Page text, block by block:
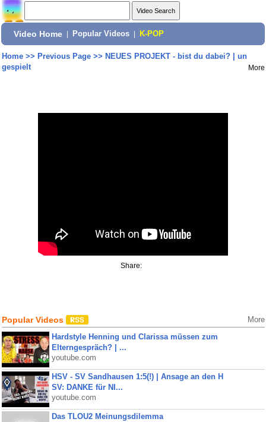
Video Home Popular Videos K-POP
Home>> Previous Page>> NEUES PROJEKT - bist du dabei? | un
gespielt
More
Share:
Popular Videos More
Hardstyle Henning und Clarissa müssen zum
Elterngespräch? | ...
youtube.com
HSV - SV Sandhausen 1:5(!) | Ansage an den H
SV: DANKE für NI...
youtube.com
Das TLOU2 Meinungsdilemma